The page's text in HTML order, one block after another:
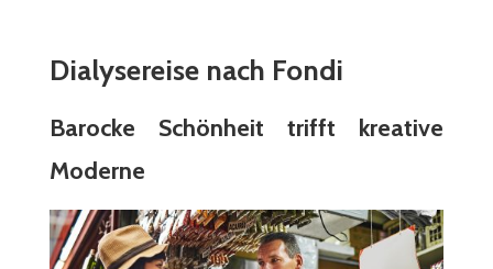
Dialysereise nach Fondi
Barocke Schönheit trifft kreative
Moderne